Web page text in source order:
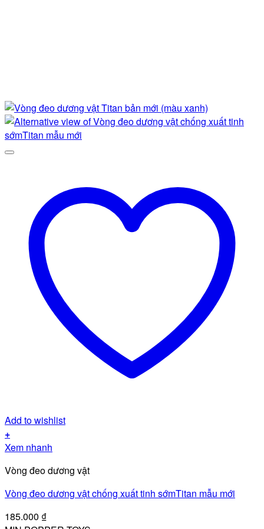
Add to wishlist
+
Xem nhanh
Vòng đeo dương vật
Vòng đeo dương vật chống xuất tinh sớmTitan mẫu mới
185.000 ₫